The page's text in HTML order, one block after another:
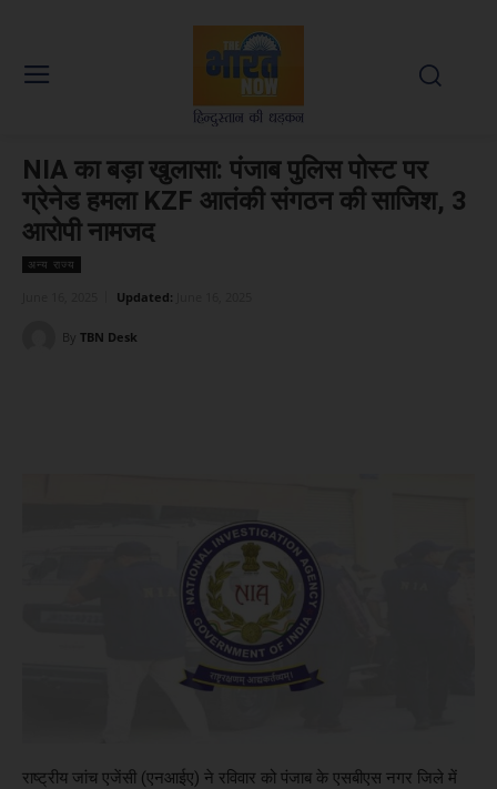
NIA का बड़ा खुलासा: पंजाब पुलिस पोस्ट पर
ग्रेनेड हमला KZF आतंकी संगठन की साजिश, 3
आरोपी नामजद
अन्य राज्य
Updated:
By TBN Desk
राष्ट्रीय जांच एजेंसी (एनआईए) ने रविवार को पंजाब के एसबीएस नगर जिले में